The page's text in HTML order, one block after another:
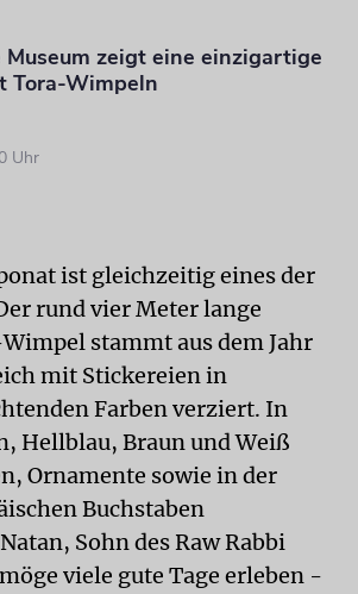
Museum zeigt eine einzigartige
Tora-Wimpeln
Uhr
ist gleichzeitig eines der
rund vier Meter lange
stammt aus dem Jahr
mit Stickereien in
Farben verziert. In
Hellblau, Braun und Weiß
Ornamente sowie in der
Buchstaben
Sohn des Raw Rabbi
viele gute Tage erleben -